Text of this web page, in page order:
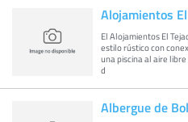
Alojamientos
El Alojamientos El
estilo rústico con
una piscina al aire
d
Albergue de